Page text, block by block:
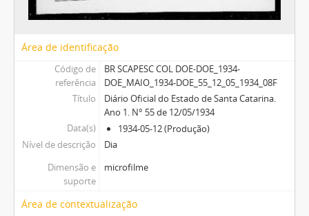
Área de identificação
Código de
referência
BR SCAPESC COL DOE-DOE_1934-
DOE_MAIO_1934-DOE_55_12_05_1934_08F
Título
Diário Oficial do Estado de Santa Catarina.
Ano 1. N° 55 de 12/05/1934
Data(s)
1934-05-12 (Produção)
Nível de descrição
Dia
Dimensão e
suporte
microfilme
Área de contextualização